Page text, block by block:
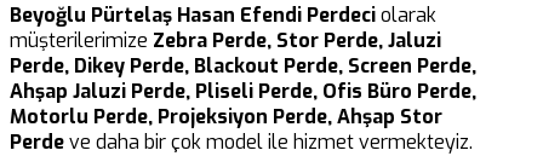
Beyoğlu Pürtelaş Hasan Efendi Perdeciolarak
müşterilerimize Zebra Perde, Stor Perde, Jaluzi
Perde, Dikey Perde, Blackout Perde, Screen Perde,
Ahşap Jaluzi Perde, Pliseli Perde, Ofis Büro Perde,
Motorlu Perde, Projeksiyon Perde, Ahşap Stor
Perdeve daha bir çok model ile hizmet vermekteyiz.